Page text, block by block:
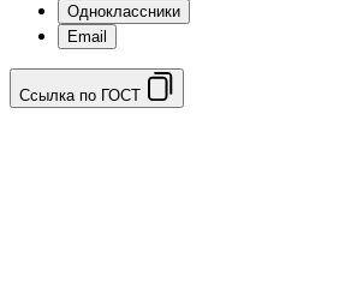
Одноклассники
Email
Ссылка по ГОСТ